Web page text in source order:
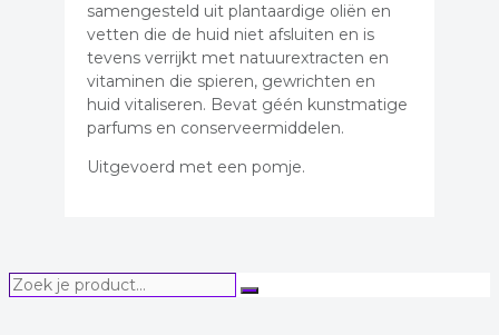
samengesteld uit plantaardige oliën en
vetten die de huid niet afsluiten en is
tevens verrijkt met natuurextracten en
vitaminen die spieren, gewrichten en
huid vitaliseren. Bevat géén kunstmatige
parfums en conserveermiddelen.
Uitgevoerd met een pomje.
Zoek
Zoeken